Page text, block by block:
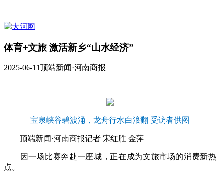
体育+文旅 激活新乡“山水经济”
2025-06-11顶端新闻·河南商报
宝泉峡谷碧波涌，龙舟行水白浪翻 受访者供图
顶端新闻·河南商报记者 宋红胜 金萍
因一场比赛奔赴一座城，正在成为文旅市场的消费新热
点。